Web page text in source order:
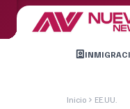
Inicio EE.UU.